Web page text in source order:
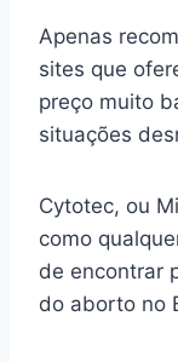
Apenas
sites que
preço muito
situações
Cytotec, ou
como
de encontrar
do aborto no